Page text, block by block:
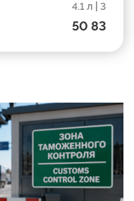
пробег
4.1 л |
50 830